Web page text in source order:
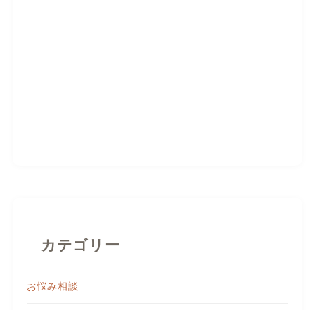
カテゴリー
お悩み相談